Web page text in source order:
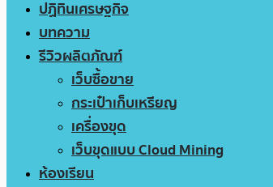
ปฏิทินเศรษฐกิจ
บทความ
รีวิวผลิตภัณฑ์
เว็บซื้อขาย
กระเป๋าเก็บเหรียญ
เครื่องขุด
เว็บขุดแบบ Cloud Mining
ห้องเรียน